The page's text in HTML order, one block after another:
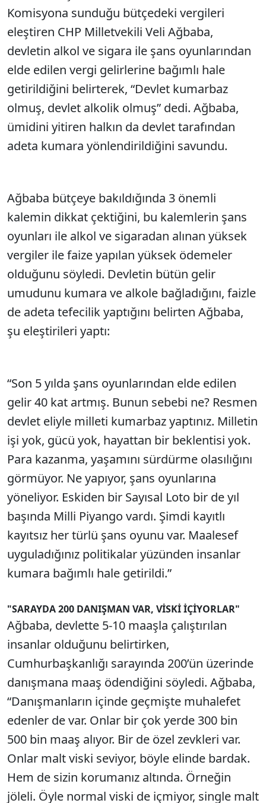
Komisyona sunduğu bütçedeki vergileri
eleştiren CHP Milletvekili Veli Ağbaba,
devletin alkol ve sigara ile şans oyunlarından
elde edilen vergi gelirlerine bağımlı hale
getirildiğini belirterek, “Devlet kumarbaz
olmuş, devlet alkolik olmuş” dedi. Ağbaba,
ümidini yitiren halkın da devlet tarafından
adeta kumara yönlendirildiğini savundu.
Ağbaba bütçeye bakıldığında 3 önemli
kalemin dikkat çektiğini, bu kalemlerin şans
oyunları ile alkol ve sigaradan alınan yüksek
vergiler ile faize yapılan yüksek ödemeler
olduğunu söyledi. Devletin bütün gelir
umudunu kumara ve alkole bağladığını, faizle
de adeta tefecilik yaptığını belirten Ağbaba,
şu eleştirileri yaptı:
“Son 5 yılda şans oyunlarından elde edilen
gelir 40 kat artmış. Bunun sebebi ne? Resmen
devlet eliyle milleti kumarbaz yaptınız. Milletin
işi yok, gücü yok, hayattan bir beklentisi yok.
Para kazanma, yaşamını sürdürme olasılığını
görmüyor. Ne yapıyor, şans oyunlarına
yöneliyor. Eskiden bir Sayısal Loto bir de yıl
başında Milli Piyango vardı. Şimdi kayıtlı
kayıtsız her türlü şans oyunu var. Maalesef
uyguladığınız politikalar yüzünden insanlar
kumara bağımlı hale getirildi.”
"SARAYDA 200 DANIŞMAN VAR, VİSKİ İÇİYORLAR"
Ağbaba, devlette 5-10 maaşla çalıştırılan
insanlar olduğunu belirtirken,
Cumhurbaşkanlığı sarayında 200’ün üzerinde
danışmana maaş ödendiğini söyledi. Ağbaba,
“Danışmanların içinde geçmişte muhalefet
edenler de var. Onlar bir çok yerde 300 bin
500 bin maaş alıyor. Bir de özel zevkleri var.
Onlar malt viski seviyor, böyle elinde bardak.
Hem de sizin korumanız altında. Örneğin
jöleli. Öyle normal viski de içmiyor, single malt